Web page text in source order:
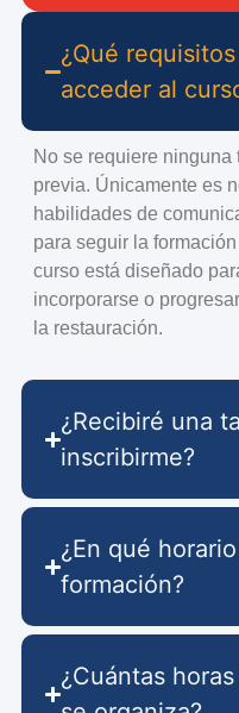
¿Qué
acceder al
No se requiere
previa. Únicamente es
habilidades de
para seguir la
curso está diseñado
incorporarse o
la restauración.
¿Recibiré una
inscribirme?
¿En qué
formación?
¿Cuántas